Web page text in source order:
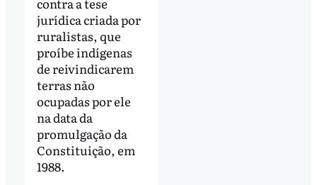
jurídica criada por
ruralistas, que
proíbe indígenas
de reivindicarem
terras não
ocupadas por ele
na data da
promulgação da
Constituição, em
1988.